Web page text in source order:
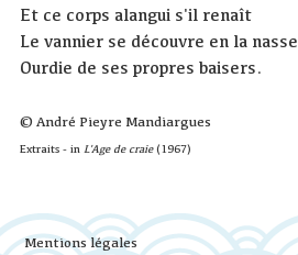
Et ce corps alangui s'il renaît
Le vannier se découvre en la nasse
Ourdie de ses propres baisers.
© André Pieyre Mandiargues
Extraits - in L'Age de craie(1967)
Mentions légales